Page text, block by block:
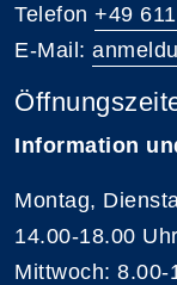
Telefon +49
E-Mail:
Information
Montag,
14.00-18.00 Uhr
Mittwoch: 8.00-